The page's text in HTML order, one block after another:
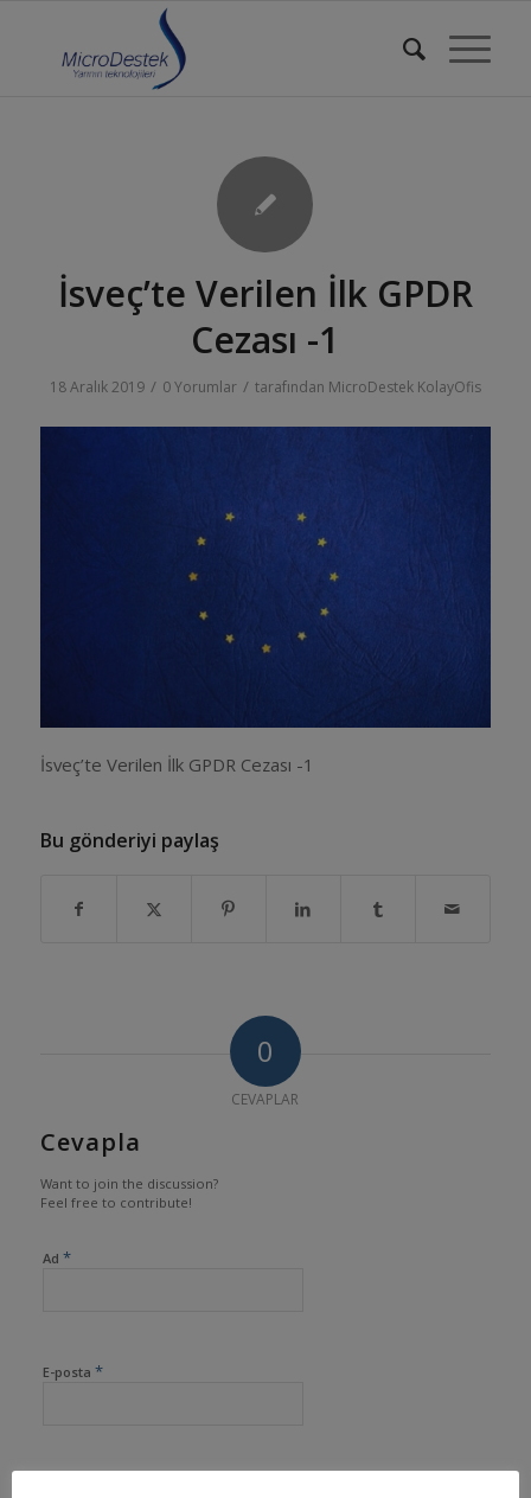
İsveç’te Verilen İlk GPDR
Cezası -1
18 Aralık 2019 / 0 Yorumlar / tarafından MicroDestek KolayOfis
İsveç’te Verilen İlk GPDR Cezası -1
Bu gönderiyi paylaş
0
CEVAPLAR
Cevapla
Want to join the discussion?
Feel free to contribute!
Ad *
E-posta *